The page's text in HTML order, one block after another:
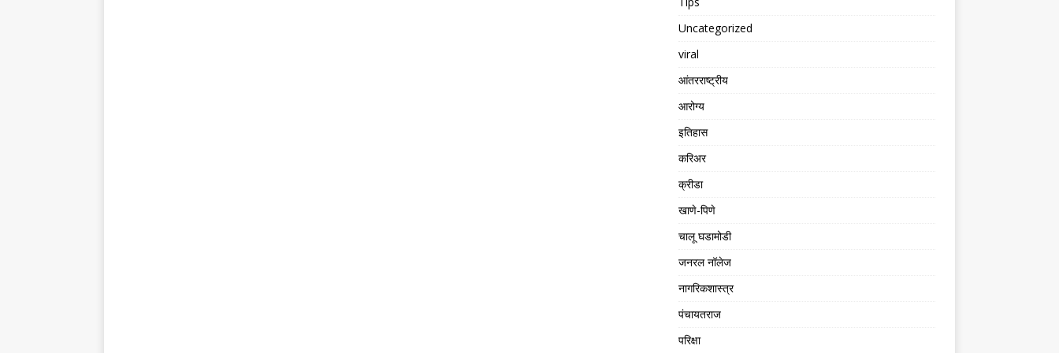
Uncategorized
viral
आंतरराष्ट्रीय
आरोग्य
इतिहास
करिअर
क्रीडा
खाणे-पिणे
चालू घडामोडी
जनरल नॉलेज
नागरिकशास्त्र
पंचायतराज
परिक्षा